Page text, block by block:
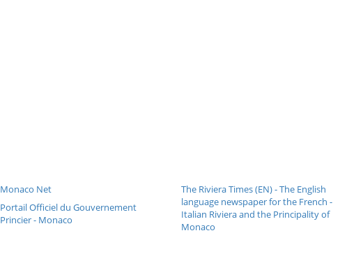
Monaco Net
Portail Officiel du Gouvernement
Princier - Monaco
The Riviera Times (EN) - The English
language newspaper for the French -
Italian Riviera and the Principality of
Monaco